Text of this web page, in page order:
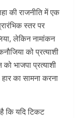
की राजनीति में एक
स्तर पर
लेकिन नामांकन
को प्रत्याशी
भाजपा प्रत्याशी
का सामना करना
कि यदि टिकट